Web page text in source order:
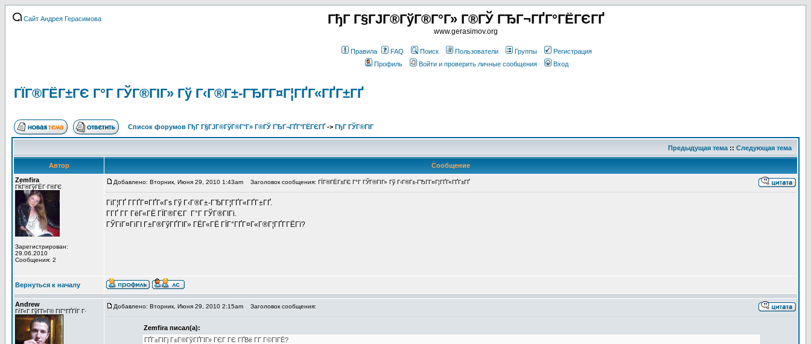
Сайт Андрея Герасимова ГђГ Г§ГЈГ®ГўГ®Г°Г» Г®ГЎ ГЂГ¬ГҐГ°ГЁГЄГҐ
www.gerasimov.org
Правила FAQ Поиск Пользователи Группы
Регистрация
Профиль
Войти и проверить личные сообщения Вход
ГЇГ®ГЁГ±ГЄ Г°Г ГЎГ®ГІГ» Гў Г‹Г®Г±-ГЂГ­Г¤Г¦ГҐГ«ГҐГ±ГҐ
Список форумов ГђГ Г§ГЈГ®ГўГ®Г°Г» Г®ГЎ ГЂГ¬ГҐГ°ГЁГЄГҐ-> ГђГ ГЎГ®ГІГ
Предыдущая тема :: Следующая тема
Автор
Сообщение
Zemfira
ГЌГ®ГўГЁГ·Г®ГЄ
Зарегистрирован:
29.06.2010
Сообщения: 2
Добавлено: Вторник, Июня 29, 2010 1:43am Заголовок сообщения: ГЇГ®ГЁГ±ГЄ Г°Г ГЎГ®ГІГ» Гў Г‹Г®Г±-ГЂГ­Г¤Г¦ГҐГ«ГҐГ±ГҐ
ГіГ¦ГҐ Г­ГҐГ¤ГҐГ«Гѕ Гў Г‹Г®Г±-ГЂГ­Г¦ГҐГ«ГҐГ±ГҐ.
Г­ГҐ Г­Г ГёГ«ГЁ ГЇГ®ГЄГ Г°Г ГЎГ®ГІГі.
ГЎГіГ¤ГіГІ Г±Г®ГўГҐГІГ» ГЁГ«ГЁ ГЇГ°ГҐГ¤Г«Г®Г¦ГҐГ­ГЁГї?
Вернуться к началу
Andrew
ГѓГ«Г ГўГ­Г»Г© ГІГ°ГҐГЇГ Г·
Добавлено: Вторник, Июня 29, 2010 2:15am Заголовок сообщения:
Zemfira писал(а):
ГҐГ±ГІГј Г±Г®ГўГҐГІГ» ГЄГ ГЄ ГҐВё Г­Г Г©ГІГЁ?